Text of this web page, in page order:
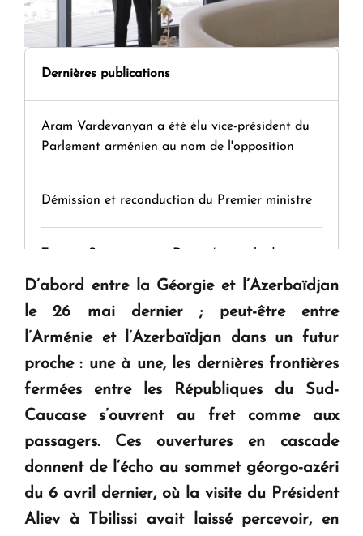
Dernières publications
Aram Vardevanyan a été élu vice-président du
Parlement arménien au nom de l'opposition
Démission et reconduction du Premier ministre
guerre, on est tous des perdants »
" Tant qu'il n'existe pas d'alternative concrète, la
question d'un référendum ne se pose pas. "
KASA : 30 ans d'audace, de résilience et d'avenir
en Arménie
D’abord entre la Géorgie et l’Azerbaïdjan
le 26 mai dernier ; peut-être entre
l’Arménie et l’Azerbaïdjan dans un futur
proche : une à une, les dernières frontières
fermées entre les Républiques du Sud-
Caucase s’ouvrent au fret comme aux
passagers. Ces ouvertures en cascade
donnent de l’écho au sommet géorgo-azéri
du 6 avril dernier, où la visite du Président
Aliev à Tbilissi avait laissé percevoir, en